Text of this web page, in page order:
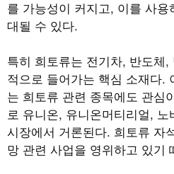
를 가능성이 커지고, 이를 사
대될 수 있다.
특히 희토류는 전기차, 반도체
적으로 들어가는 핵심 소재다.
는 희토류 관련 종목에도 관심
로 유니온, 유니온머티리얼,
시장에서 거론된다. 희토류 자
망 관련 사업을 영위하고 있기